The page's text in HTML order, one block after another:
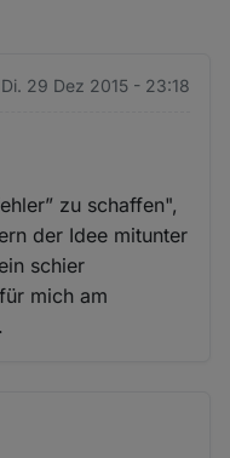
Di. 29 Dez 2015 - 23:18
zu schaffen",
der Idee mitunter
schier
mich am